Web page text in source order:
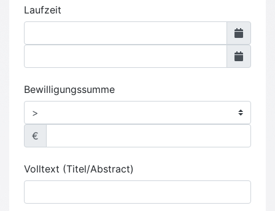
Laufzeit
Bewilligungssumme
€
Volltext (Titel/Abstract)